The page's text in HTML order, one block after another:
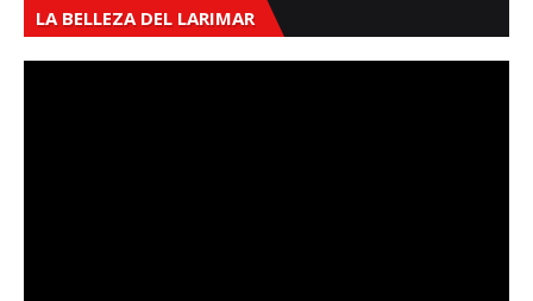
LA BELLEZA DEL LARIMAR